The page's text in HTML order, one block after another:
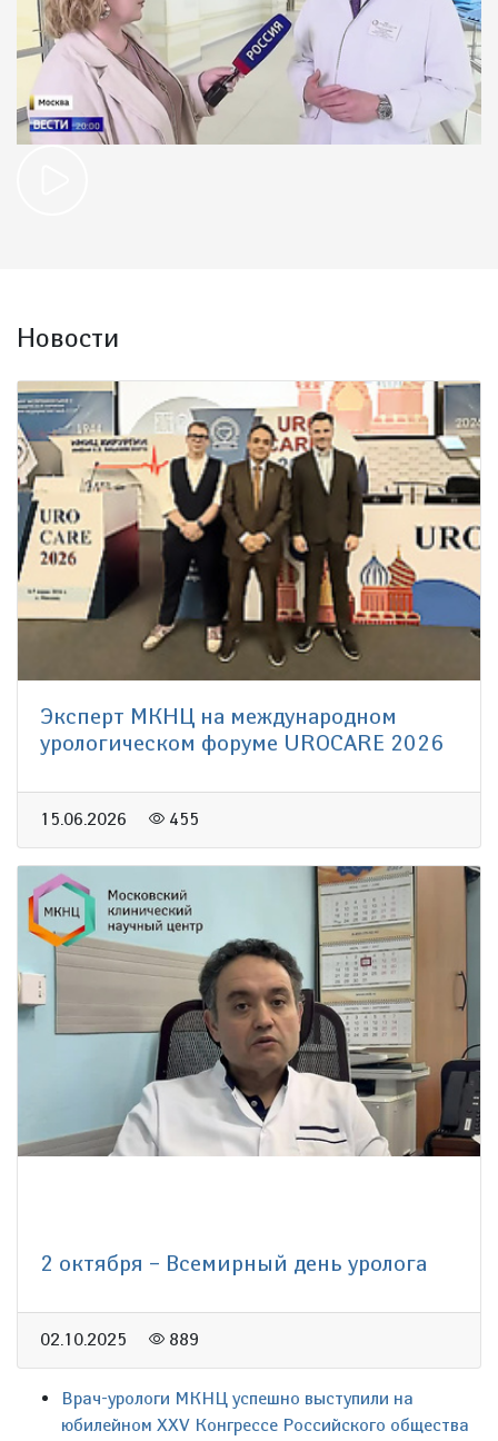
Новости
Эксперт МКНЦ на международном
урологическом форуме UROCARE 2026
15.06.2026 455
2 октября – Всемирный день уролога
02.10.2025 889
Врач-урологи МКНЦ успешно выступили на
юбилейном XXV Конгрессе Российского общества